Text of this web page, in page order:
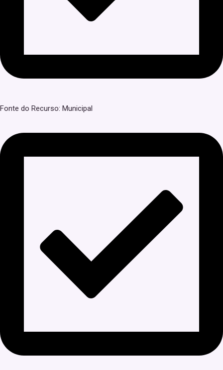
Fonte do Recurso: Municipal